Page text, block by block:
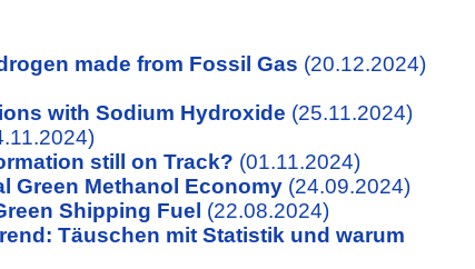
made from Fossil Gas (20.12.2024)
with Sodium Hydroxide (25.11.2024)
still on Track? (01.11.2024)
Green Methanol Economy (24.09.2024)
Shipping Fuel (22.08.2024)
Täuschen mit Statistik und warum